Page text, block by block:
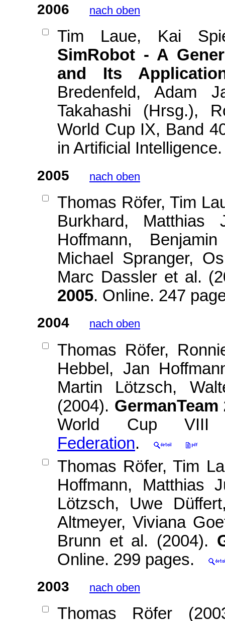
2006 nach oben
Tim Laue, Kai
SimRobot - A
and Its
Bredenfeld, Adam
Takahashi (Hrsg.),
World Cup IX, Band
in Artificial
2005 nach oben
Thomas Röfer, Tim
Burkhard, Matthias
Hoffmann,
Michael Spranger,
Marc Dassler et al.
2005. Online. 247
2004 nach oben
Thomas Röfer,
Hebbel, Jan
Martin Lötzsch,
(2004). GermanTeam
World Cup VIII
Federation.
Thomas Röfer, Tim
Hoffmann, Matthias
Lötzsch, Uwe
Altmeyer, Viviana
Brunn et al. (2004).
Online. 299 pages.
2003 nach oben
Thomas Röfer